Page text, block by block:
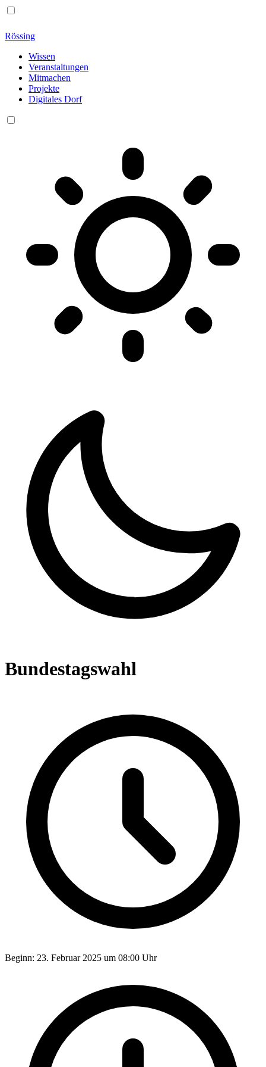
Rössing
Wissen
Veranstaltungen
Mitmachen
Projekte
Digitales Dorf
Bundestagswahl
Beginn: 23. Februar 2025 um 08:00 Uhr